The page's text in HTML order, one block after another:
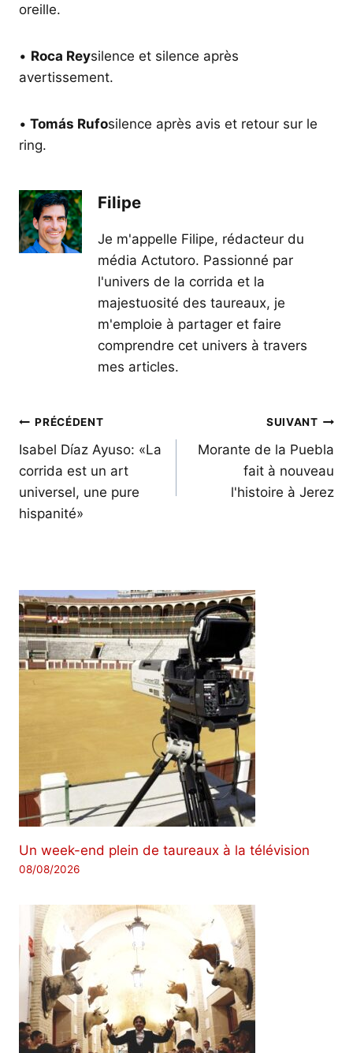
oreille.
• Roca Reysilence et silence après
avertissement.
• Tomás Rufosilence après avis et retour sur le
ring.
Filipe
Je m'appelle Filipe, rédacteur du
média Actutoro. Passionné par
l'univers de la corrida et la
majestuosité des taureaux, je
m'emploie à partager et faire
comprendre cet univers à travers
mes articles.
Navigation
de
l’article
PRÉCÉDENT
Isabel Díaz Ayuso: «La
corrida est un art
universel, une pure
hispanité»
SUIVANT
Morante de la Puebla
fait à nouveau
l'histoire à Jerez
Un week-end plein de taureaux à la télévision
08/08/2026